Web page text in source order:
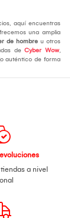
aquí encuentras
una amplia
de hombre u otros
de Cyber Wow,
auténtico de forma
a nivel